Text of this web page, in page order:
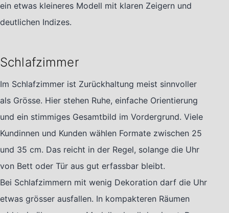
ein etwas kleineres Modell mit klaren Zeigern und
deutlichen Indizes.
Schlafzimmer
Im Schlafzimmer ist Zurückhaltung meist sinnvoller
als Grösse. Hier stehen Ruhe, einfache Orientierung
und ein stimmiges Gesamtbild im Vordergrund. Viele
Kundinnen und Kunden wählen Formate zwischen 25
und 35 cm. Das reicht in der Regel, solange die Uhr
von Bett oder Tür aus gut erfassbar bleibt.
Bei Schlafzimmern mit wenig Dekoration darf die Uhr
etwas grösser ausfallen. In kompakteren Räumen